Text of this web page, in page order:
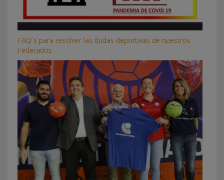
FAQ´s para resolver las dudas deportivas de nuestros
Federados